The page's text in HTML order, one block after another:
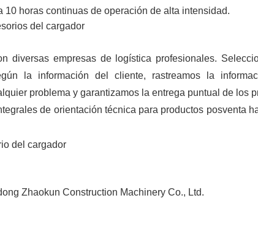
10 horas continuas de operación de alta intensidad.
diversas empresas de logística profesionales.
la información del cliente, rastreamos la
problema y garantizamos la entrega puntual de los
de orientación técnica para productos posventa
Zhaokun Construction Machinery Co., Ltd.